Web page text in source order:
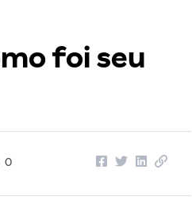
foi seu
0